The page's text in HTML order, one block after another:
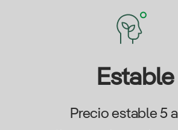
Estable
Precio estable 5